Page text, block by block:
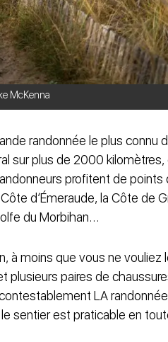
McKenna
randonnée le plus connu
sur plus de 2000
profitent de points
d’Émeraude, la Côte de
du Morbihan…
à moins que vous ne vouliez
paires de
LA
sentier est praticable en